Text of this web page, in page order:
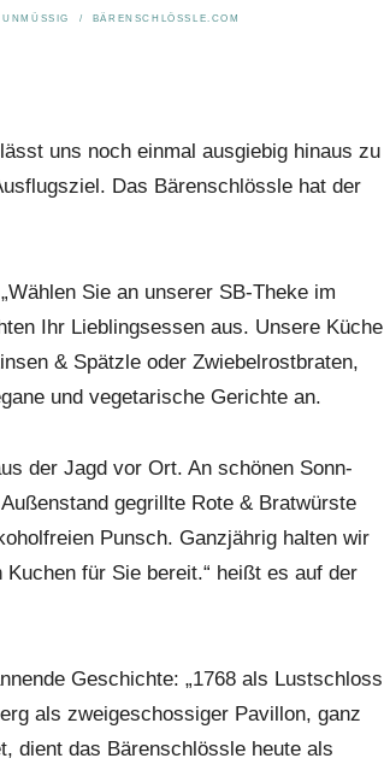
/ BÄRENSCHLÖSSLE.COM
uns noch einmal ausgiebig hinaus zu
Das Bärenschlössle hat der
Sie an unserer SB-Theke im
Ihr Lieblingsessen aus. Unsere Küche
& Spätzle oder Zwiebelrostbraten,
und vegetarische Gerichte an.
der Jagd vor Ort. An schönen Sonn-
gegrillte Rote & Bratwürste
Punsch. Ganzjährig halten wir
für Sie bereit.“ heißt es auf der
Geschichte: „1768 als Lustschloss
als zweigeschossiger Pavillon, ganz
dient das Bärenschlössle heute als